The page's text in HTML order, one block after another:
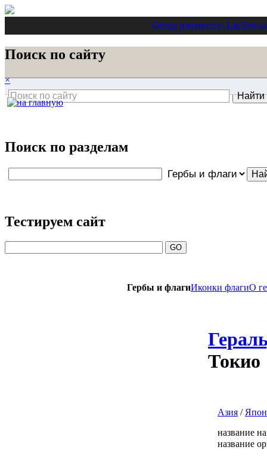
Обзор интернета- LiteВеб-
Поиск по сайту
×
Поиск по разделам
Тестируем сайт
Гербы и флагиИконки флагиO
Токио
Азия /
название
название